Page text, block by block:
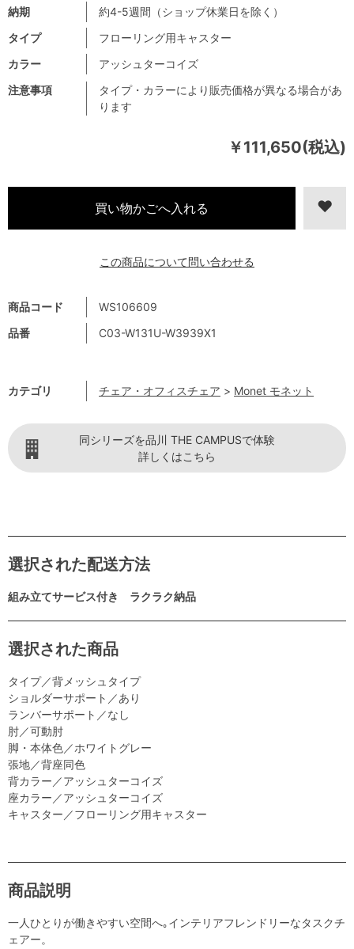
￥111,650(税込)
商品コード
WS106609
品番
C03-W131U-W3939X1
カテゴリ チェア・オフィスチェア > Monet モネット
注意事項
タイプ・カラーにより販売価格が異なる場合があ
ります
納期
約4-5週間（ショップ休業日を除く）
タイプ
フローリング用キャスター
カラー
アッシュターコイズ
この商品について問い合わせる
同シリーズを品川 THE CAMPUSで体験
詳しくはこちら
選択された配送方法
組み立てサービス付き ラクラク納品
選択された商品
タイプ／背メッシュタイプ
ショルダーサポート／あり
ランバーサポート／なし
肘／可動肘
脚・本体色／ホワイトグレー
張地／背座同色
背カラー／アッシュターコイズ
座カラー／アッシュターコイズ
キャスター／フローリング用キャスター
商品説明
一人ひとりが働きやすい空間へ｡インテリアフレンドリーなタスクチ
ェアー。